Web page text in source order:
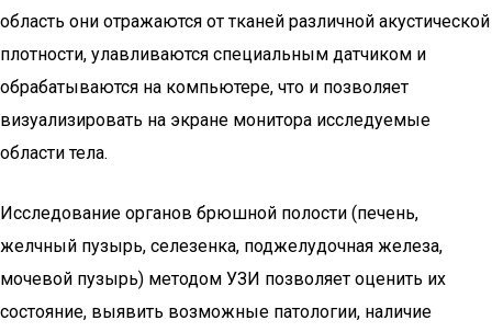
область они отражаются от тканей различной акустической
плотности, улавливаются специальным датчиком и
обрабатываются на компьютере, что и позволяет
визуализировать на экране монитора исследуемые
области тела.
Исследование органов брюшной полости (печень,
желчный пузырь, селезенка, поджелудочная железа,
мочевой пузырь) методом УЗИ позволяет оценить их
состояние, выявить возможные патологии, наличие